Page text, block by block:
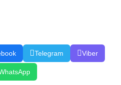
Telegram Viber